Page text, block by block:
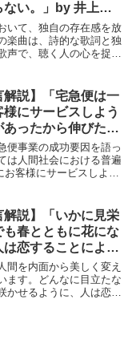
ない。」by 井上陽
と得られる教訓
いて、独自の存在感を放
楽曲は、詩的な歌詞と独
で、聴く人の心を捉え
解説】「宅急便は一
にサービスしよう
あったから伸びた。
地の営業所でも一年
字になる、いや過疎
出るんです。」by
便事業の成功要因を語っ
は人間社会における普遍
お客様にサービスしよう
解説】「いかに見栄
も春とともに花にな
は恋することによっ
花咲かせる。」by
深い意味と得られる
間を内面から美しく変え
ます。どんなに目立たな
かせるように、人は恋を